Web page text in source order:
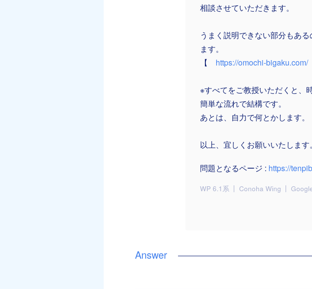
相談させていただきます。
うまく説明できない部分もあ
ます。
【 https://omochi-bigaku.com/
※すべてをご教授いただくと、
簡単な流れで結構です。
あとは、自力で何とかします。
以上、宜しくお願いいたします。
問題となるページ : https://
WP 6.1系 Conoha Wing